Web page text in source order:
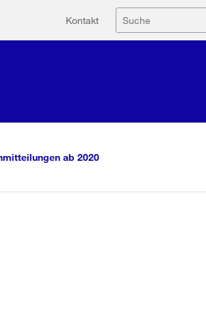
Hilfsnavigation
Kontakt Suche
ab 2020